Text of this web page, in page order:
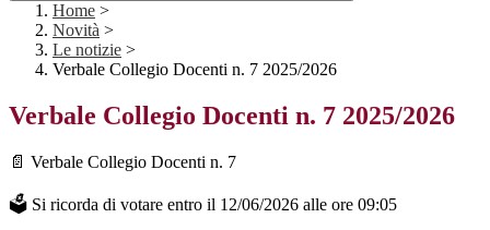
Home >
Novità >
Le notizie >
Verbale Collegio Docenti n. 7 2025/2026
Verbale Collegio Docenti n. 7 2025/2026
📄 Verbale Collegio Docenti n. 7
🗳 Si ricorda di votare entro il 12/06/2026 alle ore 09:05